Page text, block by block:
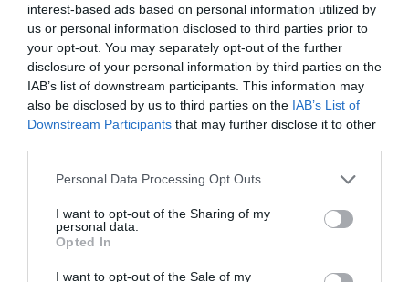
interest-based ads based on personal information utilized by
us or personal information disclosed to third parties prior to
your opt-out. You may separately opt-out of the further
disclosure of your personal information by third parties on the
IAB’s list of downstream participants. This information may
also be disclosed by us to third parties on the IAB’s List of
Downstream Participants that may further disclose it to other
Personal Data Processing Opt Outs
I want to opt-out of the Sharing of my
personal data.
Opted In
I want to opt-out of the Sale of my
Las plantas crecen rapidamente pudiendo invadir otros
cultivos cercanos a ellas suelen ser necesarios
pinzamientos y podas para controlar su tamaño e
impedir que colonicen a otras plantas tapándoles la luz y
estropeándolas. Pueden llegar a ser muy invasoras.